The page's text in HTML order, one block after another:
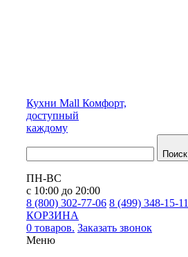
Кухни Mall Комфорт,
доступный
каждому
Поиск
ПН-ВС
с 10:00 до 20:00
8 (800) 302-77-06 8 (499) 348-15-11
КОРЗИНА
0 товаров. Заказать звонок
Меню